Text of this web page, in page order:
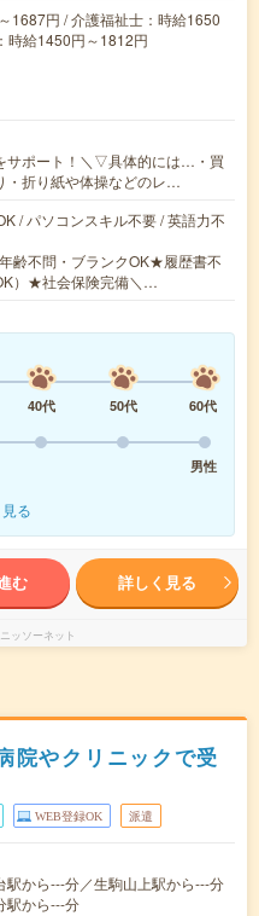
1687円 / 介護福祉士：時給1650
時給1450円～1812円
サポート！＼▽具体的には…・買
・折り紙や体操などのレ…
/ パソコンスキル不要 / 英語力不
齢不問・ブランクOK★履歴書不
）★社会保険完備＼…
40代 50代
60代
男性
る
む 詳しく見る
ッソーネット
やクリニックで受
WEB登録OK 派遣
駅から---分／生駒山上駅から---分
駅から---分